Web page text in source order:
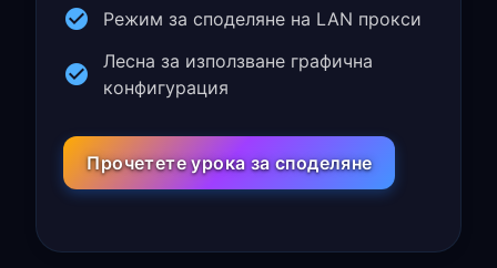
Режим за споделяне на LAN прокси
Лесна за използване графична
конфигурация
Прочетете урока за споделяне